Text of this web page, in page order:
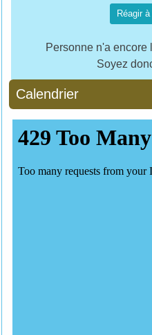
Calendrier
Réagir
Personne n'a encore
Soyez